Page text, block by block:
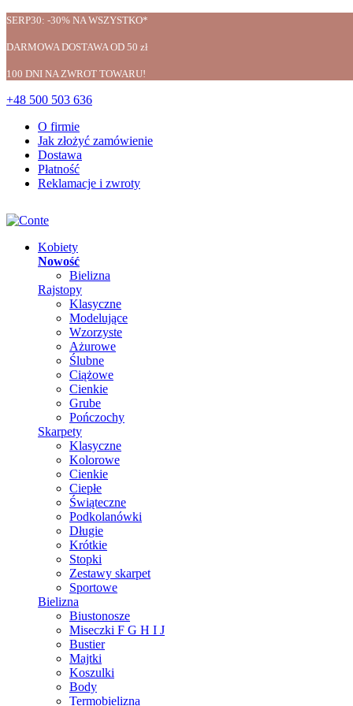
SERP30: -30% NA WSZYSTKO*
DARMOWA DOSTAWA OD 50 zł
100 DNI NA ZWROT TOWARU!
+48 500 503 636
O firmie
Jak złożyć zamówienie
Dostawa
Płatność
Reklamacje i zwroty
Kobiety
Nowość
Bielizna
Rajstopy
Klasyczne
Modelujące
Wzorzyste
Ażurowe
Ślubne
Ciążowe
Cienkie
Grube
Pończochy
Skarpety
Klasyczne
Kolorowe
Cienkie
Ciepłe
Świąteczne
Podkolanówki
Długie
Krótkie
Stopki
Zestawy skarpet
Sportowe
Bielizna
Biustonosze
Miseczki F G H I J
Bustier
Majtki
Koszulki
Body
Termobielizna